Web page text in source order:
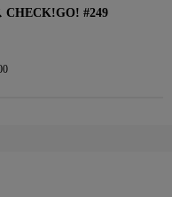
CHECK!GO! #249